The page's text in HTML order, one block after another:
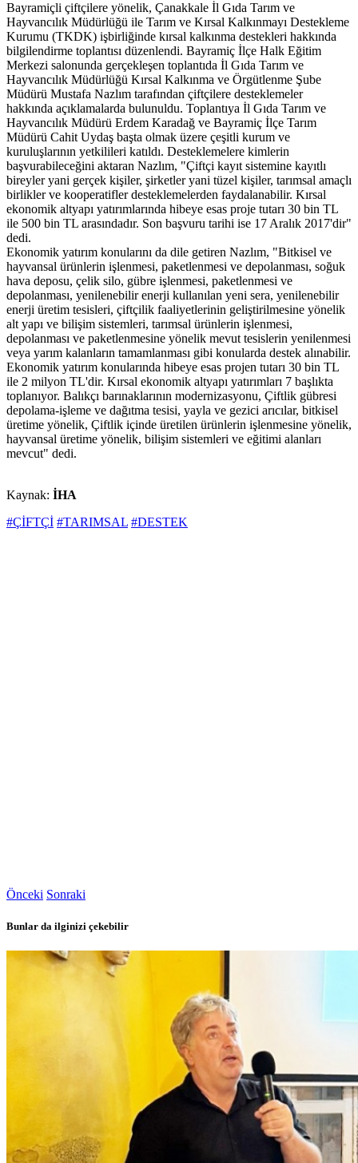
Bayramiçli çiftçilere yönelik, Çanakkale İl Gıda Tarım ve
Hayvancılık Müdürlüğü ile Tarım ve Kırsal Kalkınmayı Destekleme
Kurumu (TKDK) işbirliğinde kırsal kalkınma destekleri hakkında
bilgilendirme toplantısı düzenlendi. Bayramiç İlçe Halk Eğitim
Merkezi salonunda gerçekleşen toplantıda İl Gıda Tarım ve
Hayvancılık Müdürlüğü Kırsal Kalkınma ve Örgütlenme Şube
Müdürü Mustafa Nazlım tarafından çiftçilere desteklemeler
hakkında açıklamalarda bulunuldu. Toplantıya İl Gıda Tarım ve
Hayvancılık Müdürü Erdem Karadağ ve Bayramiç İlçe Tarım
Müdürü Cahit Uydaş başta olmak üzere çeşitli kurum ve
kuruluşlarının yetkilileri katıldı. Desteklemelere kimlerin
başvurabileceğini aktaran Nazlım, "Çiftçi kayıt sistemine kayıtlı
bireyler yani gerçek kişiler, şirketler yani tüzel kişiler, tarımsal amaçlı
birlikler ve kooperatifler desteklemelerden faydalanabilir. Kırsal
ekonomik altyapı yatırımlarında hibeye esas proje tutarı 30 bin TL
ile 500 bin TL arasındadır. Son başvuru tarihi ise 17 Aralık 2017'dir"
dedi.
Ekonomik yatırım konularını da dile getiren Nazlım, "Bitkisel ve
hayvansal ürünlerin işlenmesi, paketlenmesi ve depolanması, soğuk
hava deposu, çelik silo, gübre işlenmesi, paketlenmesi ve
depolanması, yenilenebilir enerji kullanılan yeni sera, yenilenebilir
enerji üretim tesisleri, çiftçilik faaliyetlerinin geliştirilmesine yönelik
alt yapı ve bilişim sistemleri, tarımsal ürünlerin işlenmesi,
depolanması ve paketlenmesine yönelik mevut tesislerin yenilenmesi
veya yarım kalanların tamamlanması gibi konularda destek alınabilir.
Ekonomik yatırım konularında hibeye esas projen tutarı 30 bin TL
ile 2 milyon TL'dir. Kırsal ekonomik altyapı yatırımları 7 başlıkta
toplanıyor. Balıkçı barınaklarının modernizasyonu, Çiftlik gübresi
depolama-işleme ve dağıtma tesisi, yayla ve gezici arıcılar, bitkisel
üretime yönelik, Çiftlik içinde üretilen ürünlerin işlenmesine yönelik,
hayvansal üretime yönelik, bilişim sistemleri ve eğitimi alanları
mevcut" dedi.
Kaynak: İHA
#ÇİFTÇİ #TARIMSAL #DESTEK
Önceki Sonraki
Bunlar da ilginizi çekebilir